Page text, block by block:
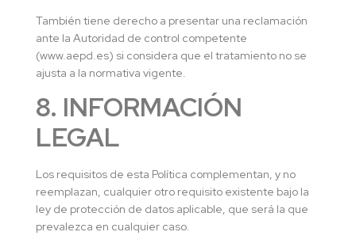
También tiene derecho a presentar una reclamación
ante la Autoridad de control competente
(www.aepd.es) si considera que el tratamiento no se
ajusta a la normativa vigente.
8. INFORMACIÓN
LEGAL
Los requisitos de esta Política complementan, y no
reemplazan, cualquier otro requisito existente bajo la
ley de protección de datos aplicable, que será la que
prevalezca en cualquier caso.